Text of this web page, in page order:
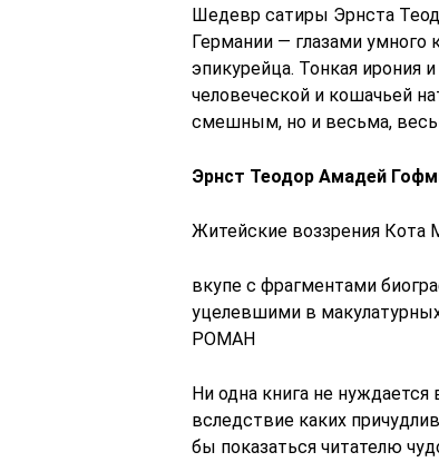
Шедевр сатиры Эрнста
Германии — глазами
эпикурейца. Тонкая ирония
человеческой и кошачьей
смешным, но и весьма,
Эрнст Теодор Амадей
Житейские воззрения Кота
вкупе с фрагментами
уцелевшими в
РОМАН
Ни одна книга не
вследствие каких
бы показаться читателю